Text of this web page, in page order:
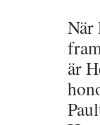
När
är